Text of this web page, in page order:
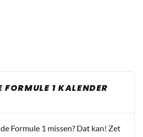
1 KALENDER
Formule 1 missen? Dat kan! Zet